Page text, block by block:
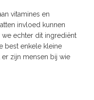
vitamines en
invloed kunnen
echter dit ingrediënt
best enkele kleine
zijn mensen bij wie